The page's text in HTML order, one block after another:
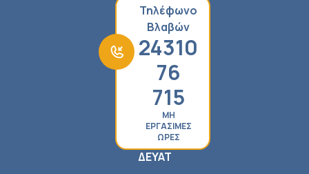
Τηλέφωνο
Βλαβών
24310
76
715
ΜΗ
ΕΡΓΑΣΙΜΕΣ
ΩΡΕΣ
ΔΕΥΑΤ